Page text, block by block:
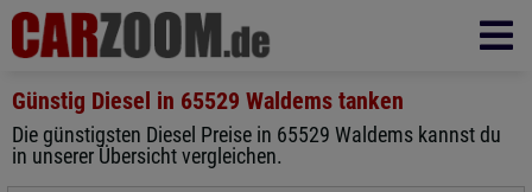
Günstig Diesel in 65529 Waldems tanken
Die günstigsten Diesel Preise in 65529 Waldems kannst du
in unserer Übersicht vergleichen.